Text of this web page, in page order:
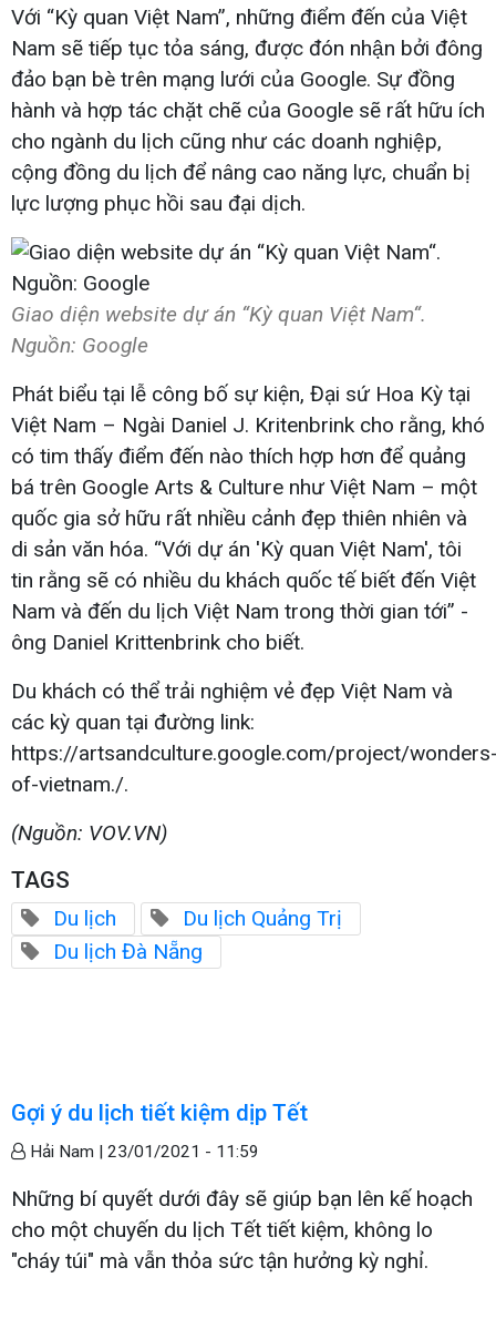
Với “Kỳ quan Việt Nam”, những điểm đến của Việt
Nam sẽ tiếp tục tỏa sáng, được đón nhận bởi đông
đảo bạn bè trên mạng lưới của Google. Sự đồng
hành và hợp tác chặt chẽ của Google sẽ rất hữu ích
cho ngành du lịch cũng như các doanh nghiệp,
cộng đồng du lịch để nâng cao năng lực, chuẩn bị
lực lượng phục hồi sau đại dịch.
Giao diện website dự án “Kỳ quan Việt Nam“.
Nguồn: Google
Phát biểu tại lễ công bố sự kiện, Đại sứ Hoa Kỳ tại
Việt Nam – Ngài Daniel J. Kritenbrink cho rằng, khó
có tim thấy điểm đến nào thích hợp hơn để quảng
bá trên Google Arts & Culture như Việt Nam – một
quốc gia sở hữu rất nhiều cảnh đẹp thiên nhiên và
di sản văn hóa. “Với dự án 'Kỳ quan Việt Nam', tôi
tin rằng sẽ có nhiều du khách quốc tế biết đến Việt
Nam và đến du lịch Việt Nam trong thời gian tới” -
ông Daniel Krittenbrink cho biết.
Du khách có thể trải nghiệm vẻ đẹp Việt Nam và
các kỳ quan tại đường link:
https://artsandculture.google.com/project/
of-vietnam./.
(Nguồn: VOV.VN)
TAGS
Du lịch
Du lịch Quảng Trị
Du lịch Đà Nẵng
Gợi ý du lịch tiết kiệm dịp Tết
Hải Nam | 23/01/2021 - 11:59
Những bí quyết dưới đây sẽ giúp bạn lên kế hoạch
cho một chuyến du lịch Tết tiết kiệm, không lo
"cháy túi" mà vẫn thỏa sức tận hưởng kỳ nghỉ.